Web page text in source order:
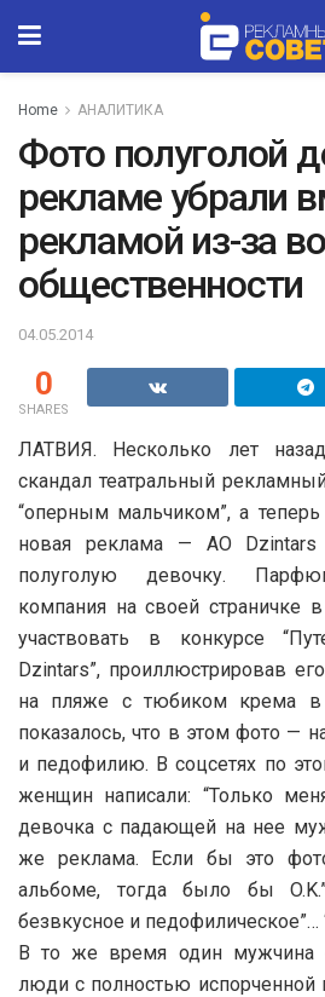
Home АНАЛИТИКА
Фото полуголой
рекламе убрали
рекламой из-за
общественности
04.05.2014
0
SHARES
ЛАТВИЯ. Несколько лет
скандал театральный
“оперным мальчиком”, а
новая реклама — АО Dzintars
полуголую девочку.
компания на своей страничке
участвовать в конкурсе
Dzintars”, проиллюстрировав
на пляже с тюбиком крема
показалось, что в этом фото —
и педофилию. В соцсетях по
женщин написали: “Только
девочка с падающей на нее
же реклама. Если бы это
альбоме, тогда было бы
безвкусное и педофилическое”…
В то же время один мужчина
люди с полностью испорченной